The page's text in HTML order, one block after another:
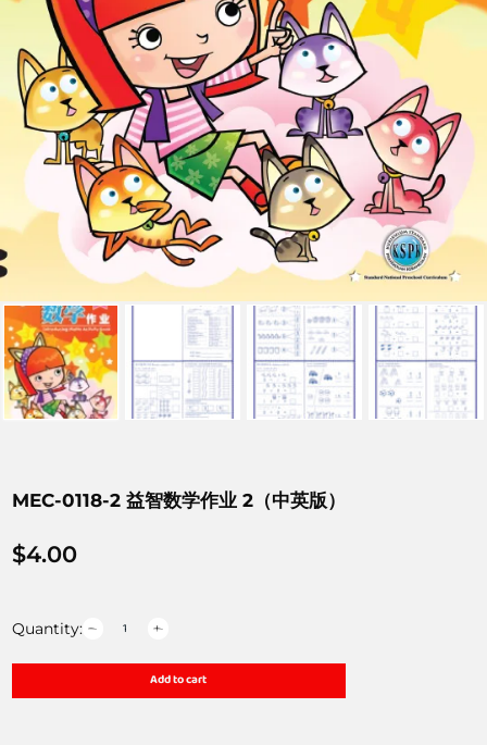
MEC-0118-2 益智数学作业 2（中英版）
$4.00
Quantity:
Add to cart